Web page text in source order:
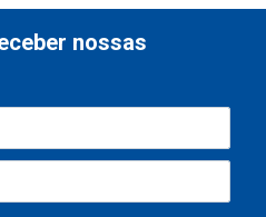
nossas